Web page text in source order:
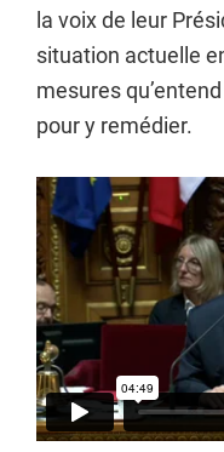
la voix de leur
situation actuelle
mesures
pour y remédier.